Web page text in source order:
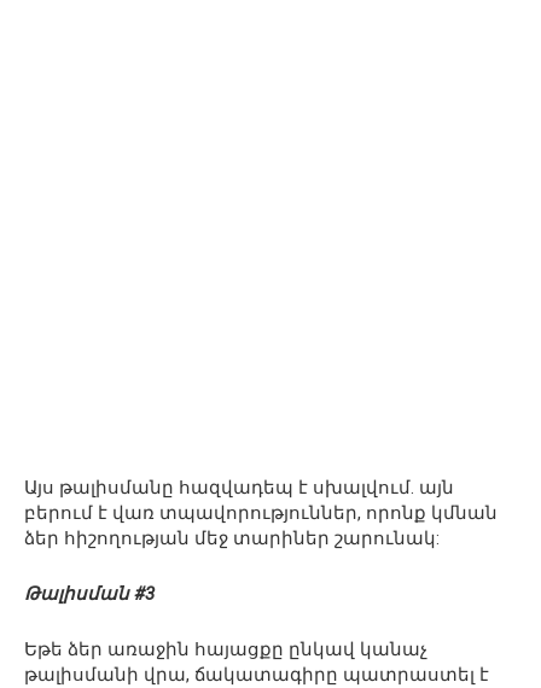
Այս թալիսմանը հազվադեպ է սխալվում. այն
բերում է վառ տպավորություններ, որոնք կմնան
ձեր հիշողության մեջ տարիներ շարունակ:
Թալիսման #3
Եթե ձեր առաջին հայացքը ընկավ կանաչ
թալիսմանի վրա, ճակատագիրը պատրաստել է